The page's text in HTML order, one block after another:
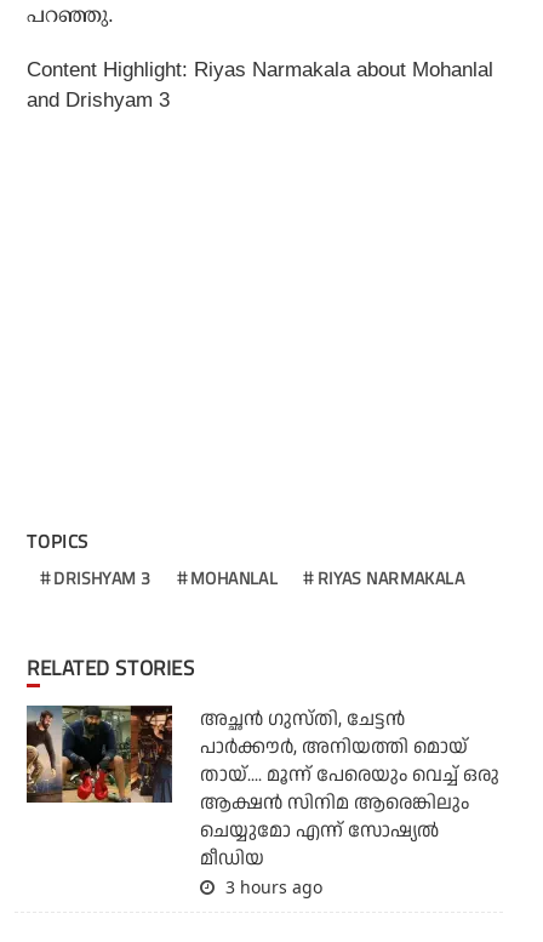
പറഞ്ഞു.
Content Highlight: Riyas Narmakala about Mohanlal
and Drishyam 3
TOPICS
DRISHYAM 3 MOHANLAL RIYAS NARMAKALA
RELATED STORIES
അച്ഛന്‍ ഗുസ്തി, ചേട്ടന്‍
പാര്‍ക്കൗര്‍, അനിയത്തി മൊയ്
തായ്.... മൂന്ന് പേരെയും വെച്ച് ഒരു
ആക്ഷന്‍ സിനിമ ആരെങ്കിലും
ചെയ്യുമോ എന്ന് സോഷ്യല്‍
മീഡിയ
3 hours ago